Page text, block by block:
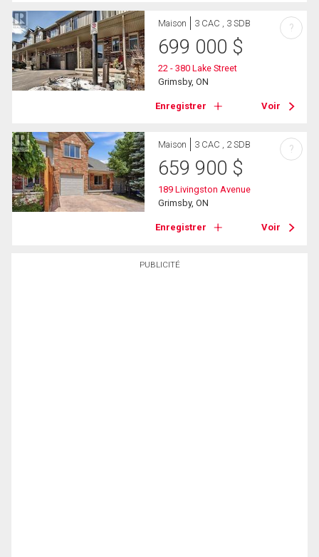
PUBLICITÉ
Maison 3 CAC , 3 SDB
699 000 $
22 - 380 Lake Street
Grimsby, ON
Enregistrer Voir
?
Maison 3 CAC , 2 SDB
659 900 $
189 Livingston Avenue
Grimsby, ON
Enregistrer Voir
?